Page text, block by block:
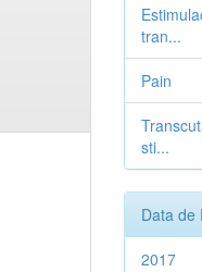
tran...
Pain
sti...
Data de
2017